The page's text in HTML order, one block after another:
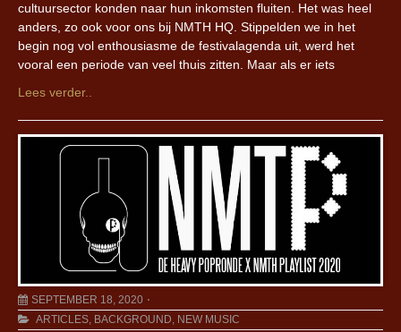
cultuursector konden naar hun inkomsten fluiten. Het was heel
anders, zo ook voor ons bij NMTH HQ. Stippelden we in het
begin nog vol enthousiasme de festivalagenda uit, werd het
vooral een periode van veel thuis zitten. Maar als er iets
Lees verder..
SEPTEMBER 18, 2020
ARTICLES, BACKGROUND, NEW MUSIC